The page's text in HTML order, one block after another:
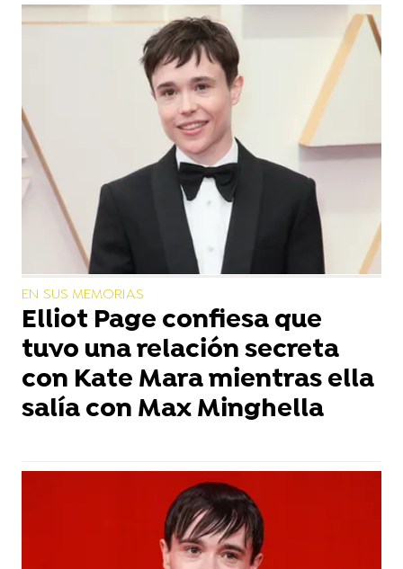
EN SUS MEMORIAS
Elliot Page confiesa que
tuvo una relación secreta
con Kate Mara mientras ella
salía con Max Minghella